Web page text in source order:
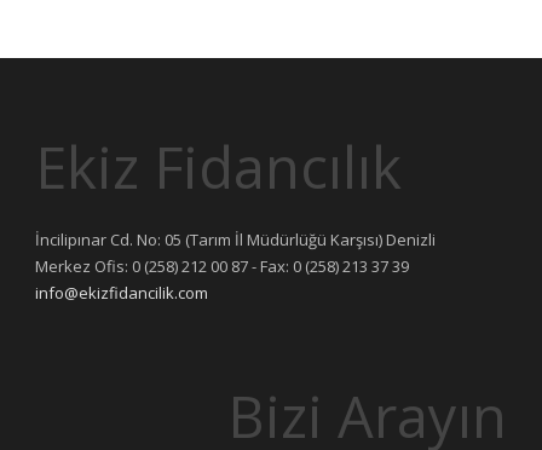
Ekiz Fidancılık
İncilipınar Cd. No: 05 (Tarım İl Müdürlüğü Karşısı) Denizli
Merkez Ofis: 0 (258) 212 00 87 - Fax: 0 (258) 213 37 39
info@ekizfidancilik.com
Bizi Arayın